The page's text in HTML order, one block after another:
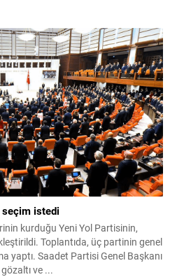
istedi
kurduğu Yeni Yol Partisinin,
Toplantıda, üç partinin genel
yaptı. Saadet Partisi Genel Başkanı
ve ...